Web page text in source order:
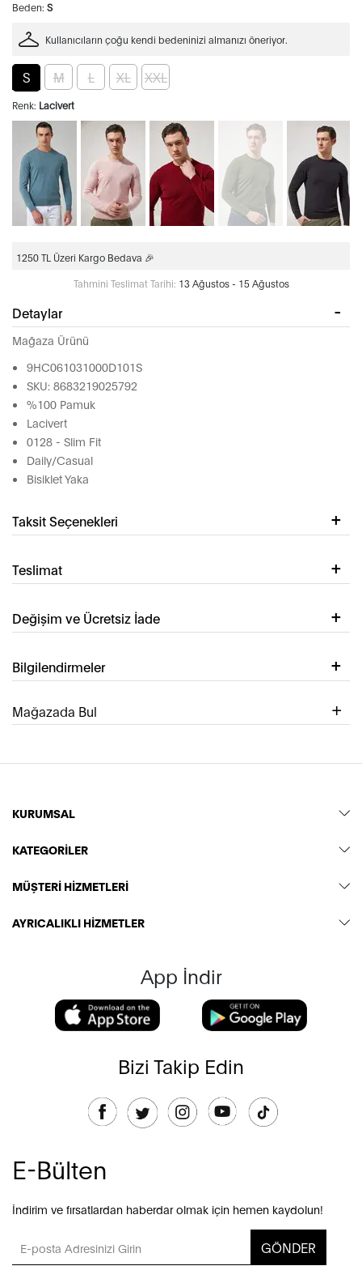
Beden: S
Kullanıcıların çoğu kendi bedeninizi almanızı öneriyor.
S M L XL XXL
Renk: Lacivert
1250 TL Üzeri Kargo Bedava 🎉
Tahmini Teslimat Tarihi: 13 Ağustos - 15 Ağustos
Detaylar
Mağaza Ürünü
9HC061031000D101S
SKU: 8683219025792
%100 Pamuk
Lacivert
0128 - Slim Fit
Daily/Casual
Bisiklet Yaka
Taksit Seçenekleri
Teslimat
Değişim ve Ücretsiz İade
Bilgilendirmeler
Mağazada Bul
KURUMSAL
KATEGORİLER
MÜŞTERİ HİZMETLERİ
AYRICALIKLI HİZMETLER
App İndir
Bizi Takip Edin
E-Bülten
İndirim ve fırsatlardan haberdar olmak için hemen kaydolun!
GÖNDER